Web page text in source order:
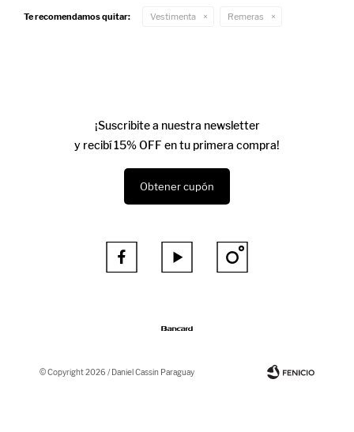
Te recomendamos quitar: Vestimenta Remeras
¡Suscribite a nuestra newsletter
y recibí 15% OFF en tu primera compra!
Obtener cupón
  
© Copyright 2026 / Daniel Cassin Paraguay